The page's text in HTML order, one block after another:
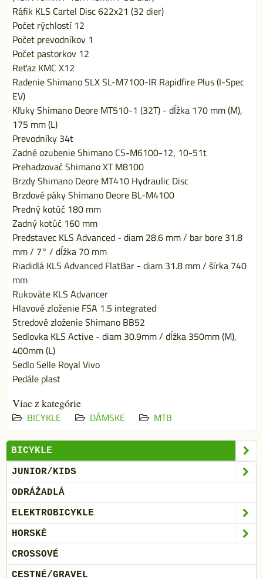
Ráfik KLS Cartel Disc 622x21 (32 dier)
Počet rýchlostí 12
Počet prevodníkov 1
Počet pastorkov 12
Reťaz KMC X12
Radenie Shimano SLX SL-M7100-IR Rapidfire Plus (I-Spec
EV)
Kľuky Shimano Deore MT510-1 (32T) - dĺžka 170 mm (M),
175 mm (L)
Prevodníky 34t
Zadné ozubenie Shimano CS-M6100-12, 10-51t
Prehadzovač Shimano XT M8100
Brzdy Shimano Deore MT410 Hydraulic Disc
Brzdové páky Shimano Deore BL-M4100
Predný kotúč 180 mm
Zadný kotúč 160 mm
Predstavec KLS Advanced - diam 28.6 mm / bar bore 31.8
mm / 7° / dĺžka 70 mm
Riadidlá KLS Advanced FlatBar - diam 31.8 mm / šírka 740
mm
Rukoväte KLS Advancer
Hlavové zloženie FSA 1.5 integrated
Stredové zloženie Shimano BB52
Sedlovka KLS Active - diam 30.9mm / dĺžka 350mm (M),
400mm (L)
Sedlo Selle Royal Vivo
Pedále plast
Viac z kategórie
BICYKLE
DÁMSKE MTB
BICYKLE
JUNIOR/KIDS
ODRÁŽADLÁ
ELEKTROBICYKLE
HORSKÉ
CROSSOVÉ
CESTNÉ/GRAVEL